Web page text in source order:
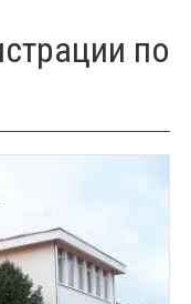
по